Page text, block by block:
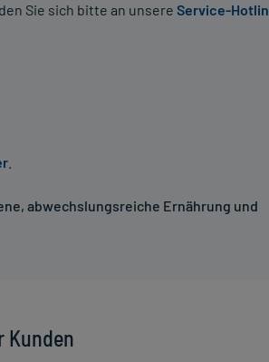
Sie sich bitte an unsere Service-
abwechslungsreiche Ernährung und
Kunden